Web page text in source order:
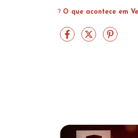
? O que acontece em